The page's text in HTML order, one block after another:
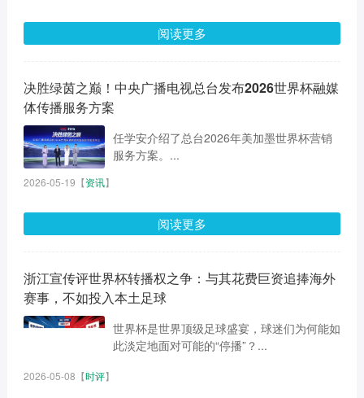
阅读更多
决胜绿茵之巅！中央广播电视总台发布2026世界杯融媒
体传播服务方案
任学安介绍了总台2026年美加墨世界杯营销
服务方案。...
2026-05-19 【资讯】
阅读更多
浙江宣传评世界杯转播权之争：与其花费巨资追捧海外
赛事，不如投入本土足球
世界杯是世界顶级足球盛宴，球迷们为何能如
此淡定地面对可能的“停播”？...
2026-05-08 【时评】